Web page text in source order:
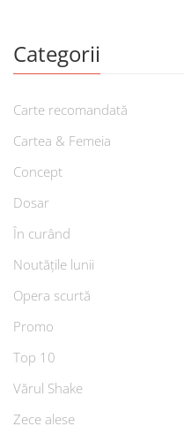
Categorii
Carte recomandată
Cartea & Femeia
Concept
Dosar
În curând
Noutățile lunii
Opera scurtă
Promo
Top 10
Vărul Shake
Zece alese